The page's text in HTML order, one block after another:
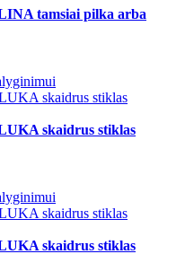
tamsiai pilka arba
skaidrus stiklas
skaidrus stiklas